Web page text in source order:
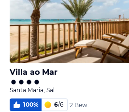
Villa ao Mar
Santa Maria, Sal
100% 6/6 2 Bew.